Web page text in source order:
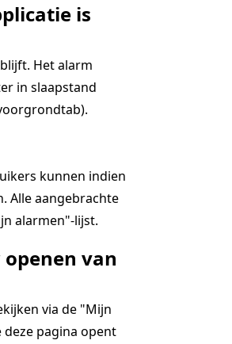
is
Het alarm
in slaapstand
kunnen indien
Alle aangebrachte
alarmen"-lijst.
van
via de "Mijn
pagina opent